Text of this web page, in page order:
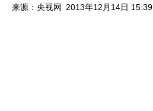
来源： 央视网 2013年12月14日 15:39